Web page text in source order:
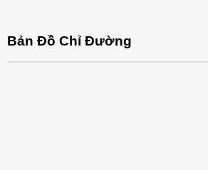
Bản Đồ Chỉ Đường